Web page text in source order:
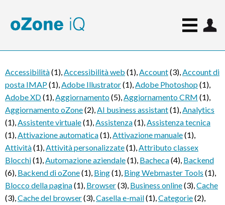
Accessibilità(1),Accessibilità web (1),Account(3),Account di
posta IMAP(1),Adobe Illustrator(1),Adobe Photoshop(1),
Adobe XD(1),Aggiornamento(5),Aggiornamento CRM (1),
Aggiornamento oZone(2),AI business assistant(1),Analytics
(1),Assistente virtuale(1),Assistenza(1),Assistenza tecnica
(1),Attivazione automatica(1),Attivazione manuale(1),
Attività(1),Attività personalizzate(1),Attributo classex
Blocchi(1),Automazione aziendale(1), Bacheca(4), Backend
(6), Backend di oZone(1), Bing(1), Bing Webmaster Tools (1),
Blocco della pagina(1), Browser(3), Business online(3),Cache
(3),Cache del browser(3),Casella e-mail(1),Categorie(2),